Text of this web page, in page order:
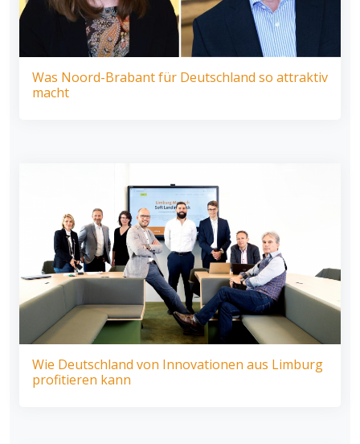
Was Noord-Brabant für Deutschland so attraktiv
macht
Wie Deutschland von Innovationen aus Limburg
profitieren kann